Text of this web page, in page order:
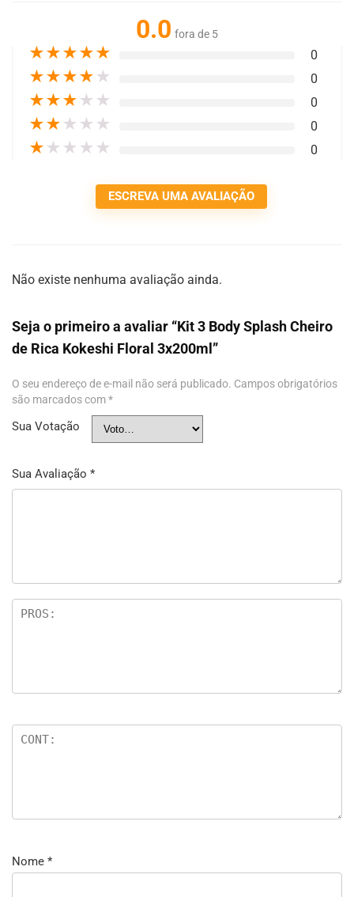
0.0 fora de 5
★★★★★ 0
★★★★ ★ 0
★★★ ★ ★ 0
★★ ★ ★ ★ 0
★ ★ ★ ★ ★ 0
ESCREVA UMA AVALIAÇÃO
Não existe nenhuma avaliação ainda.
Seja o primeiro a avaliar “Kit 3 Body Splash Cheiro
de Rica Kokeshi Floral 3x200ml”
O seu endereço de e-mail não será publicado. Campos obrigatórios
são marcados com*
Sua Votação
Sua Avaliação *
Nome *